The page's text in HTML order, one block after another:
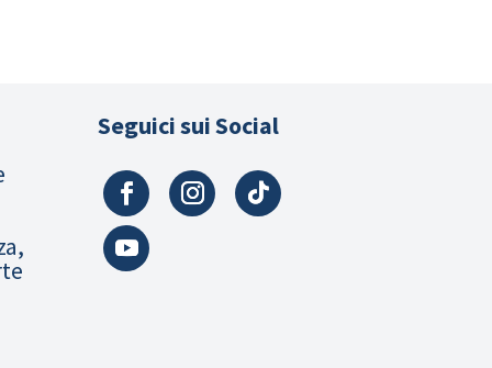
Seguici sui Social